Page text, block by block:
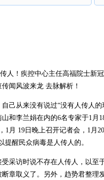
人！疾控中心主任高福院士新
闻风波来龙 去脉解析！
己从来没有说过“没有人传人
和李兰娟在内的6名专家于1月
月 19日晚上召开记者会，1月
醒民众病毒是人传人的。
采访时说不存在人传人，以至
章取义了。另外，趋势君整理